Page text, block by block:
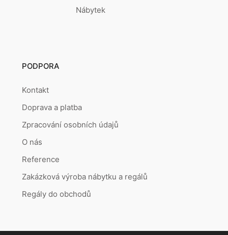
Nábytek
PODPORA
Kontakt
Doprava a platba
Zpracování osobních údajů
O nás
Reference
Zakázková výroba nábytku a regálů
Regály do obchodů